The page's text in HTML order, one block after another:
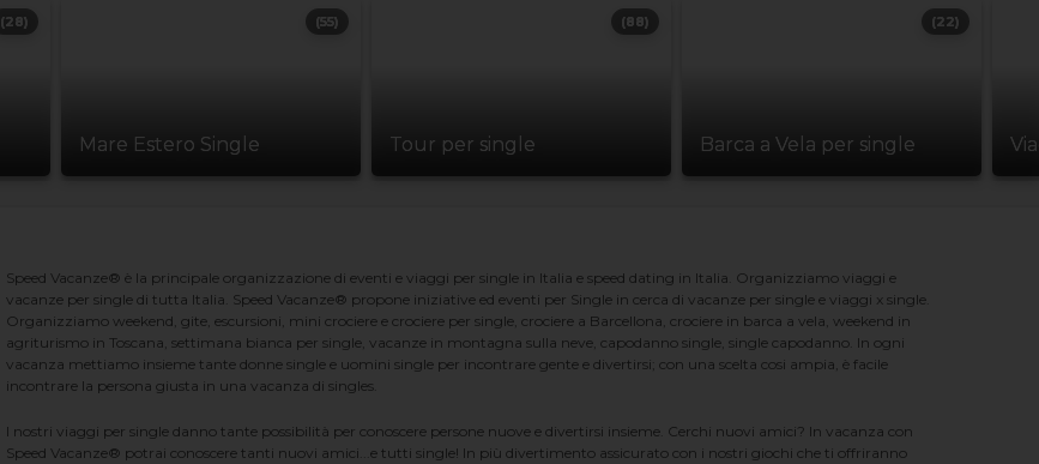
(28)
Mare Estero Single
(55)
Tour per single
(88)
Barca a Vela per single
(22)
Speed Vacanze® è la principale organizzazione di eventi e viaggi per single in Italia e speed dating in Italia. Organizziamo viaggi e
vacanze per single di tutta Italia. Speed Vacanze® propone iniziative ed eventi per Single in cerca di vacanze per single e viaggi x single.
Organizziamo weekend, gite, escursioni, mini crociere e crociere per single, crociere a Barcellona, crociere in barca a vela, weekend in
agriturismo in Toscana, settimana bianca per single, vacanze in montagna sulla neve, capodanno single, single capodanno. In ogni
vacanza mettiamo insieme tante donne single e uomini single per incontrare gente e divertirsi; con una scelta cosi ampia, è facile
incontrare la persona giusta in una vacanza di singles.
I nostri viaggi per single danno tante possibilità per conoscere persone nuove e divertirsi insieme. Cerchi nuovi amici? In vacanza con
Speed Vacanze® potrai conoscere tanti nuovi amici...e tutti single! In più divertimento assicurato con i nostri giochi che ti offriranno